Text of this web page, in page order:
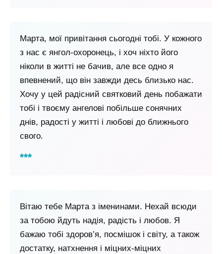
Марта, мої привітання сьогодні тобі. У кожного
з нас є янгол-охоронець, і хоч ніхто його
ніколи в житті не бачив, але все одно я
впевнений, що він завжди десь близько нас.
Хочу у цей радісний святковий день побажати
тобі і твоєму ангелові побільше сонячних
днів, радості у житті і любові до ближнього
свого.
Вітаю тебе Марта з іменинами. Нехай всюди
за тобою йдуть надія, радість і любов. Я
бажаю тобі здоров’я, посмішок і світу, а також
достатку, натхнення і міцних-міцних